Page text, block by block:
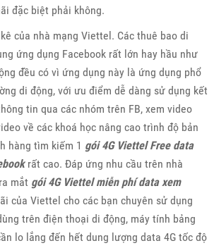
đặc biệt phải không.
của nhà mạng Viettel. Các thuê bao di
ứng dụng Facebook rất lớn hay hầu như
đều có vì ứng dụng này là ứng dụng phổ
di động, với ưu điểm dễ dàng sử dụng kết
tin qua các nhóm trên FB, xem video
về các khoá học nâng cao trình độ bản
hàng tìm kiếm 1 gói 4G Viettel Free data
rất cao. Đáp ứng nhu cầu trên nhà
mắt gói 4G Viettel miễn phí data xem
của Viettel cho các bạn chuyên sử dụng
trên điện thoại di động, máy tính bảng
lo lắng đến hết dung lượng data 4G tốc độ